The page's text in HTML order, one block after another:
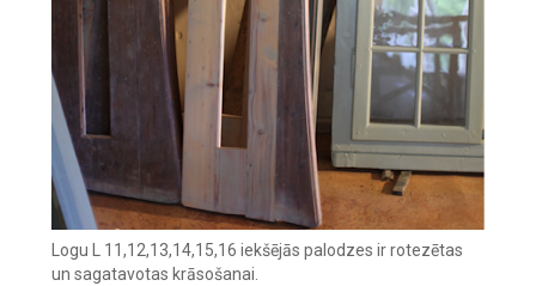
Logu L 11,12,13,14,15,16 iekšējās palodzes ir rotezētas
un sagatavotas krāsošanai.